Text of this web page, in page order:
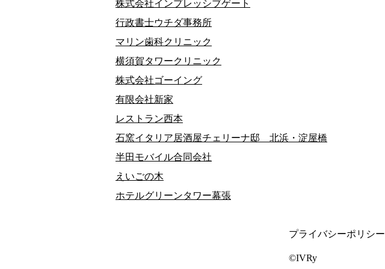
株式会社インプレッシブゲート
行政書士ウチダ事務所
マリン歯科クリニック
横須賀タワークリニック
株式会社ゴーイング
有限会社新家
レストラン西本
石窯イタリア居酒屋チェリーナ邸 北浜・淀屋橋
半田モバイル合同会社
えいごの木
ホテルグリーンタワー幕張
プライバシーポリシー
©IVRy